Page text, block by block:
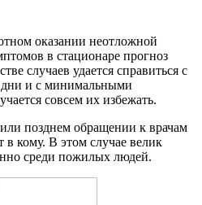
оказании неотложной
в стационаре прогноз
случаев удается справиться с
дни и с минимальными
совсем их избежать.
позднем обращении к врачам
в кому. В этом случае велик
среди пожилых людей.